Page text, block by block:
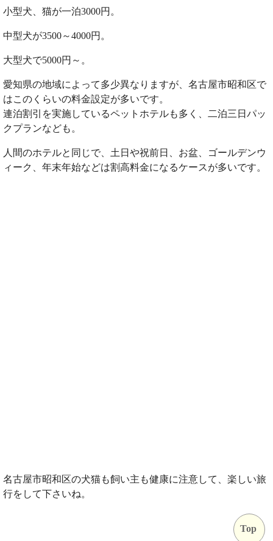
小型犬、猫が一泊3000円。
中型犬が3500～4000円。
大型犬で5000円～。
愛知県の地域によって多少異なりますが、名古屋市昭和区で
はこのくらいの料金設定が多いです。
連泊割引を実施しているペットホテルも多く、二泊三日パッ
クプランなども。
人間のホテルと同じで、土日や祝前日、お盆、ゴールデンウ
ィーク、年末年始などは割高料金になるケースが多いです。
名古屋市昭和区の犬猫も飼い主も健康に注意して、楽しい旅
行をして下さいね。
Top